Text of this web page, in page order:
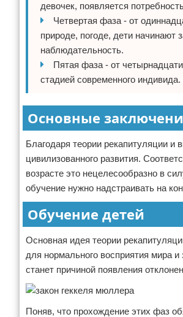
девочек, появляется
Четвертая фаза - от
природе, погоде, дети начинают
наблюдательность.
Пятая фаза - от
стадией современного
Основные
Благодаря теории рекапитуляции и
цивилизованного развития.
возрасте это нецелесообразно в
обучение нужно надстраивать на
Обучение детей
Основная идея теории
для нормального восприятия мира
станет причиной появления
Поняв, что прохождение этих фаз